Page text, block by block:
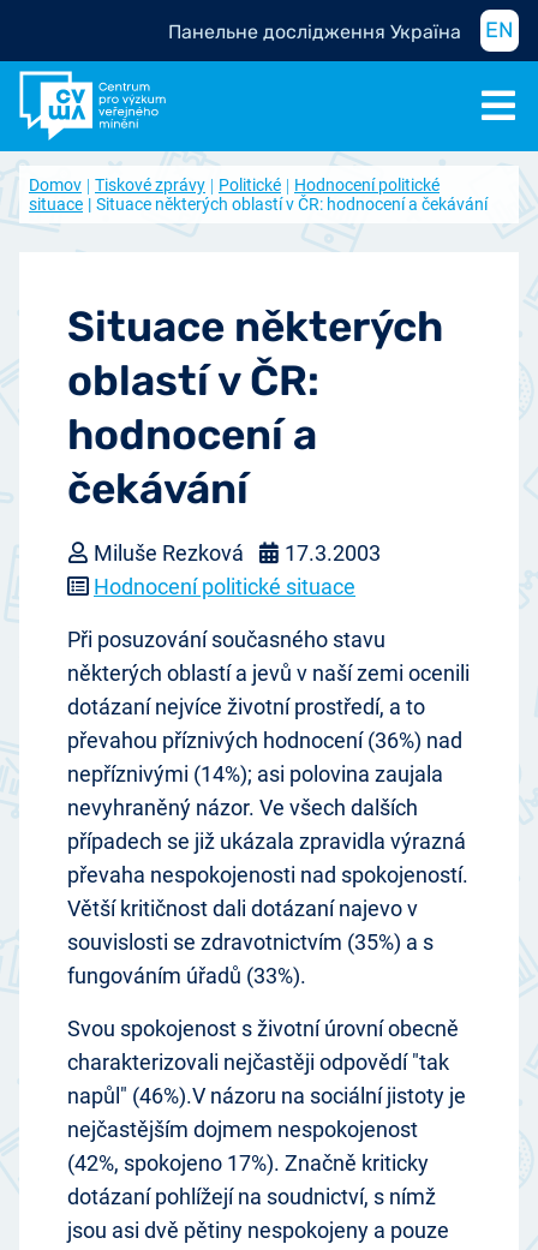
Панельне дослідження Україна EN
Domov Tiskové zprávy Politické
Hodnocení politické
situace
Situace některých oblastí v ČR: hodnocení a čekávání
Situace některých
oblastí v ČR:
hodnocení a
čekávání
Miluše Rezková
17.3.2003
Hodnocení politické situace
Při posuzování současného stavu
některých oblastí a jevů v naší zemi ocenili
dotázaní nejvíce životní prostředí, a to
převahou příznivých hodnocení (36%) nad
nepříznivými (14%); asi polovina zaujala
nevyhraněný názor. Ve všech dalších
případech se již ukázala zpravidla výrazná
převaha nespokojenosti nad spokojeností.
Větší kritičnost dali dotázaní najevo v
souvislosti se zdravotnictvím (35%) a s
fungováním úřadů (33%).
Svou spokojenost s životní úrovní obecně
charakterizovali nejčastěji odpovědí "tak
napůl" (46%).V názoru na sociální jistoty je
nejčastějším dojmem nespokojenost
(42%, spokojeno 17%). Značně kriticky
dotázaní pohlížejí na soudnictví, s nímž
jsou asi dvě pětiny nespokojeny a pouze